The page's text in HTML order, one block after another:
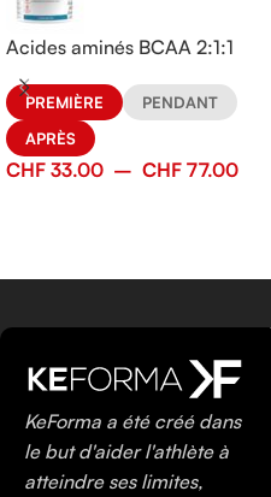
Acides aminés BCAA 2:1:1
PREMIÈRE
PENDANT
APRÈS
CHF 33.00 – CHF 77.00
KeForma a été créé dans
le but d'aider l'athlète à
atteindre ses limites,